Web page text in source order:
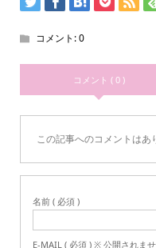
コメント:0
コメント ( 0 )
この記事へのコメントはあ
名前 ( 必須 )
E-MAIL ( 必須 ) ※ 公開されま